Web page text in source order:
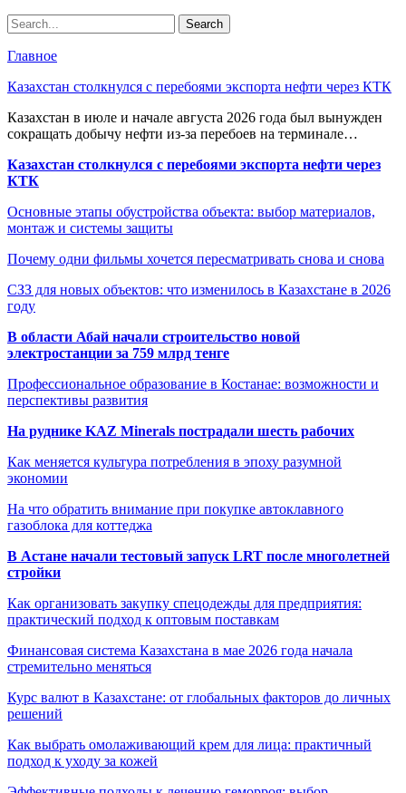
Главное
Казахстан столкнулся с перебоями экспорта нефти через КТК
Казахстан в июле и начале августа 2026 года был вынужден
сокращать добычу нефти из-за перебоев на терминале…
Казахстан столкнулся с перебоями экспорта нефти через
КТК
Основные этапы обустройства объекта: выбор материалов,
монтаж и системы защиты
Почему одни фильмы хочется пересматривать снова и снова
СЗЗ для новых объектов: что изменилось в Казахстане в 2026
году
В области Абай начали строительство новой
электростанции за 759 млрд тенге
Профессиональное образование в Костанае: возможности и
перспективы развития
На руднике KAZ Minerals пострадали шесть рабочих
Как меняется культура потребления в эпоху разумной
экономии
На что обратить внимание при покупке автоклавного
газоблока для коттеджа
В Астане начали тестовый запуск LRT после многолетней
стройки
Как организовать закупку спецодежды для предприятия:
практический подход к оптовым поставкам
Финансовая система Казахстана в мае 2026 года начала
стремительно меняться
Курс валют в Казахстане: от глобальных факторов до личных
решений
Как выбрать омолаживающий крем для лица: практичный
подход к уходу за кожей